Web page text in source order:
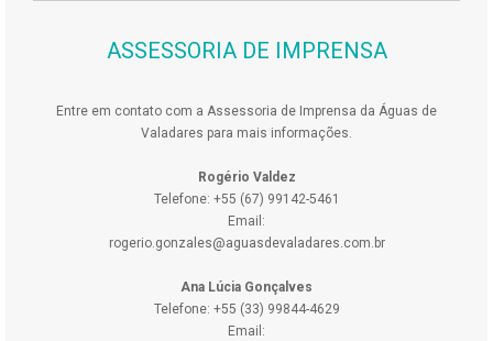
ASSESSORIA DE IMPRENSA
Entre em contato com a Assessoria de Imprensa da Águas de
Valadares para mais informações.
Rogério Valdez
Telefone: +55 (67) 99142-5461
Email:
rogerio.gonzales@aguasdevaladares.com.br
Ana Lúcia Gonçalves
Telefone: +55 (33) 99844-4629
Email: